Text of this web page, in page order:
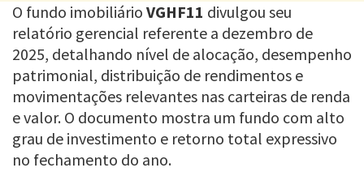
O fundo imobiliário VGHF11 divulgou seu
relatório gerencial referente a dezembro de
2025, detalhando nível de alocação, desempenho
patrimonial, distribuição de rendimentos e
movimentações relevantes nas carteiras de renda
e valor. O documento mostra um fundo com alto
grau de investimento e retorno total expressivo
no fechamento do ano.